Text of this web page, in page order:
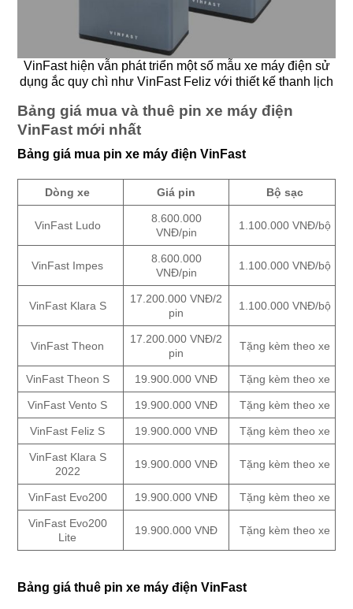
VinFast hiện vẫn phát triển một số mẫu xe máy điện sử
dụng ắc quy chì như VinFast Feliz với thiết kế thanh lịch
Bảng giá mua và thuê pin xe máy điện
VinFast mới nhất
Bảng giá mua pin xe máy điện VinFast
Dòng xe Giá pin Bộ sạc
VinFast Ludo
8.600.000
VNĐ/pin
1.100.000 VNĐ/bộ
VinFast Impes
8.600.000
VNĐ/pin
1.100.000 VNĐ/bộ
VinFast Klara S
17.200.000 VNĐ/2
pin
1.100.000 VNĐ/bộ
VinFast Theon
17.200.000 VNĐ/2
pin
Tặng kèm theo xe
VinFast Theon S 19.900.000 VNĐ Tặng kèm theo xe
VinFast Vento S 19.900.000 VNĐ Tặng kèm theo xe
VinFast Feliz S 19.900.000 VNĐ Tặng kèm theo xe
VinFast Klara S
2022
19.900.000 VNĐ Tặng kèm theo xe
VinFast Evo200 19.900.000 VNĐ Tặng kèm theo xe
VinFast Evo200
Lite
19.900.000 VNĐ Tặng kèm theo xe
Bảng giá thuê pin xe máy điện VinFast